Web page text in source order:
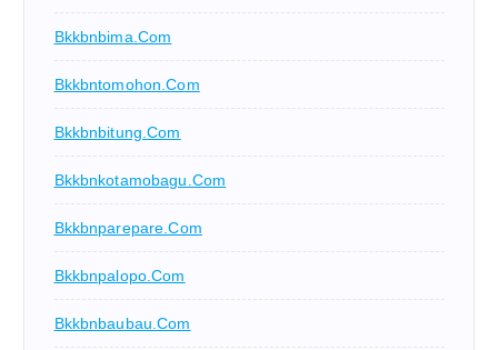
Bkkbnbima.com
Bkkbntomohon.com
Bkkbnbitung.com
Bkkbnkotamobagu.com
Bkkbnparepare.com
Bkkbnpalopo.com
Bkkbnbaubau.com